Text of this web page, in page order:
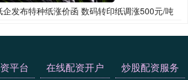
发布特种纸涨价函 数码转印纸调涨500元/吨
平台 在线配资开户 炒股配资服务